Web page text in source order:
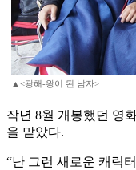
▲<광해-왕이 된 남자>
작년 8월 개봉했던 영
을 맡았다.
“난 그런 새로운 캐릭